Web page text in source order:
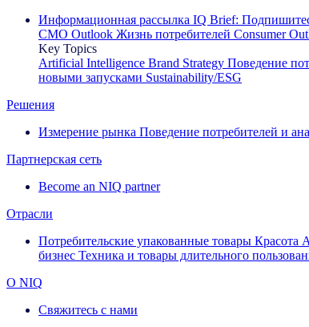
Информационная рассылка IQ Brief:
CMO Outlook Жизнь потребителей Consumer
Key Topics
Artificial Intelligence Brand Strategy Поведение
новыми запусками Sustainability/ESG
Решения
Измерение рынка Поведение потребителей и
Партнерская сеть
Become an NIQ partner
Отрасли
Потребительские упакованные товары Красота
бизнес Техника и товары длительного
О NIQ
Свяжитесь с нами